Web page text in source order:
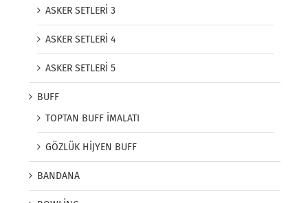
ASKER SETLERİ 3
ASKER SETLERİ 4
ASKER SETLERİ 5
BUFF
TOPTAN BUFF İMALATI
GÖZLÜK HİJYEN BUFF
BANDANA